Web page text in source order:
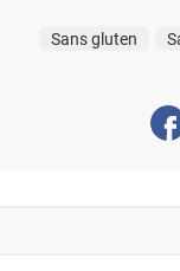
Sans gluten